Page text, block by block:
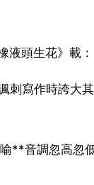
液頭生花》載：
刺寫作時誇大
**音調忽高忽